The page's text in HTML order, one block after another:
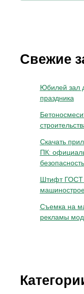
Свежие
Юбилей зал
праздника
Скачать
ПК:
безопасность
Штифт ГОСТ
Съемка на
рекламы